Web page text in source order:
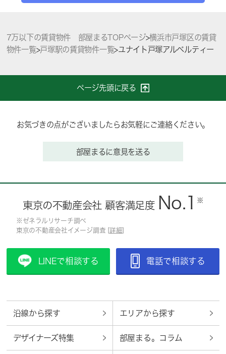
7万以下の賃貸物件 部屋まるTOPページ>横浜市戸塚区の賃貸
物件一覧>戸塚駅の賃貸物件一覧>ユナイト戸塚アルベルティー
ページ先頭に戻る
お気づきの点がございましたらお気軽にご連絡ください。
部屋まるに意見を送る
東京の不動産会社 顧客満足度 No.1 ※
※ゼネラルリサーチ調べ
東京の不動産会社イメージ調査 [詳細]
LINEで相談する 電話で相談する
沿線から探す エリアから探す
デザイナーズ特集 部屋まる。コラム